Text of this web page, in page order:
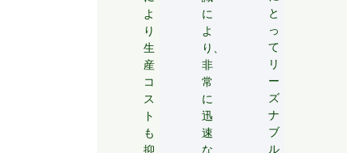
よ
り
生
産
コ
ス
ト
も
抑
に
よ
り、
非
常
に
迅
速
な
と
っ
て
リ
ー
ズ
ナ
ブ
ル